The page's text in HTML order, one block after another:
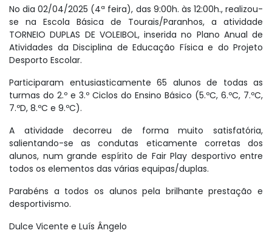
No dia 02/04/2025 (4ª feira), das 9:00h. às 12:00h., realizou-
se na Escola Básica de Tourais/Paranhos, a atividade
TORNEIO DUPLAS DE VOLEIBOL, inserida no Plano Anual de
Atividades da Disciplina de Educação Física e do Projeto
Desporto Escolar.
Participaram entusiasticamente 65 alunos de todas as
turmas do 2.º e 3.º Ciclos do Ensino Básico (5.ºC, 6.ºC, 7.ºC,
7.ºD, 8.ºC e 9.ºC).
A atividade decorreu de forma muito satisfatória,
salientando-se as condutas eticamente corretas dos
alunos, num grande espírito de Fair Play desportivo entre
todos os elementos das várias equipas/duplas.
Parabéns a todos os alunos pela brilhante prestação e
desportivismo.
Dulce Vicente e Luís Ângelo